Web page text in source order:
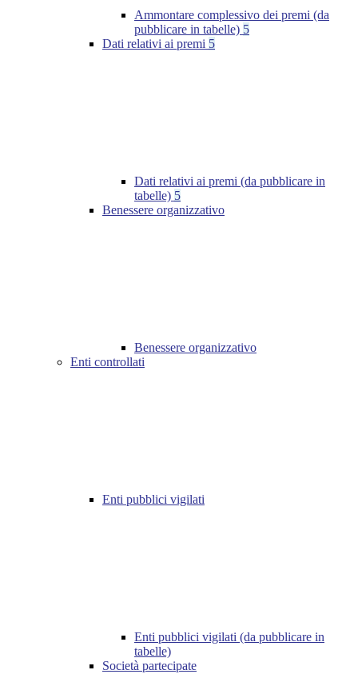
Ammontare complessivo dei premi (da
pubblicare in tabelle) 5
Dati relativi ai premi 5
Dati relativi ai premi (da pubblicare in
tabelle) 5
Benessere organizzativo
Benessere organizzativo
Enti controllati
Enti pubblici vigilati
Enti pubblici vigilati (da pubblicare in
tabelle)
Società partecipate